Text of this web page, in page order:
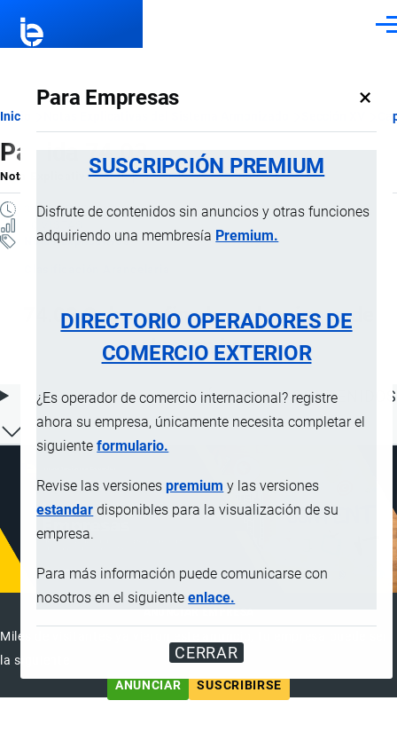
Para Empresas ×
SUSCRIPCIÓN PREMIUM
Disfrute de contenidos sin anuncios y otras funciones
adquiriendo una membresía Premium.
DIRECTORIO OPERADORES DE
COMERCIO EXTERIOR
¿Es operador de comercio internacional? registre
ahora su empresa, únicamente necesita completar el
siguienteformulario.
Revise las versionespremium y las versiones
estandar disponibles para la visualización de su
empresa.
Para más información puede comunicarse con
nosotros en el siguienteenlace.
CERRAR
Ruta
de
navegación
Inicio
Partida 74.03
Nota ExplicativaporImportaciones …, 21 Julio, 2024
3 MINUTOS
Notas Explicativas
74.03 Cobre refinado y aleaciones de
cobre, en bruto
ÍNDICE DE CONTENIDOS
Miles de visitantes ya vieron este anuncio, tu empresa puede ser
la siguiente
ANUNCIAR
SUSCRIBIRSE